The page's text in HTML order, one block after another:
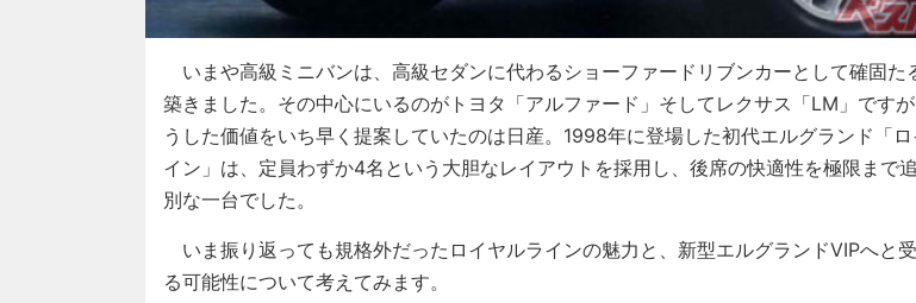
いまや高級ミニバンは、高級セダンに代わるショーファードリブンカーとして確固た
築きました。その中心にいるのがトヨタ「アルファード」そしてレクサス「LM」です
うした価値をいち早く提案していたのは日産。1998年に登場した初代エルグランド「ロ
イン」は、定員わずか4名という大胆なレイアウトを採用し、後席の快適性を極限まで
別な一台でした。
いま振り返っても規格外だったロイヤルラインの魅力と、新型エルグランドVIPへと
る可能性について考えてみます。